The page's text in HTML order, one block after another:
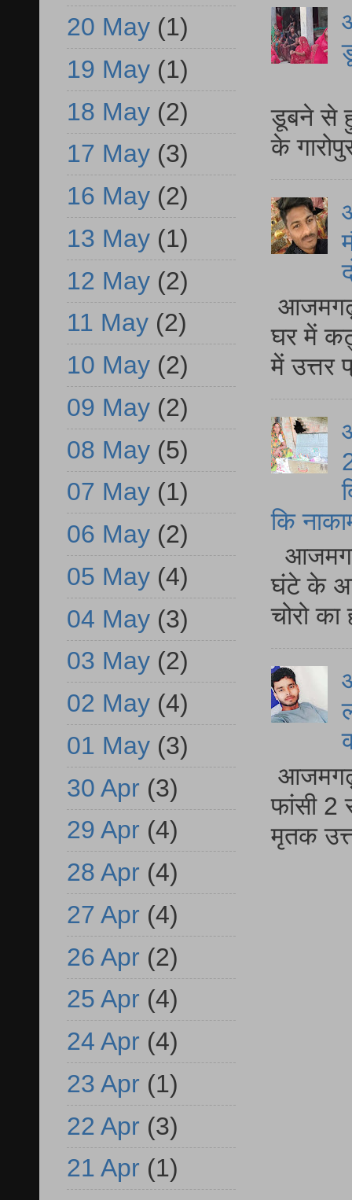
डूबने से
के
घर में
में
कि
घंटे के
चोरो
आजमगढ़
फांसी 2
मृतक
20 May (1)
19 May (1)
18 May (2)
17 May (3)
16 May (2)
13 May (1)
12 May (2)
11 May (2)
10 May (2)
09 May (2)
08 May (5)
07 May (1)
06 May (2)
05 May (4)
04 May (3)
03 May (2)
02 May (4)
01 May (3)
30 Apr (3)
29 Apr (4)
28 Apr (4)
27 Apr (4)
26 Apr (2)
25 Apr (4)
24 Apr (4)
23 Apr (1)
22 Apr (3)
21 Apr (1)